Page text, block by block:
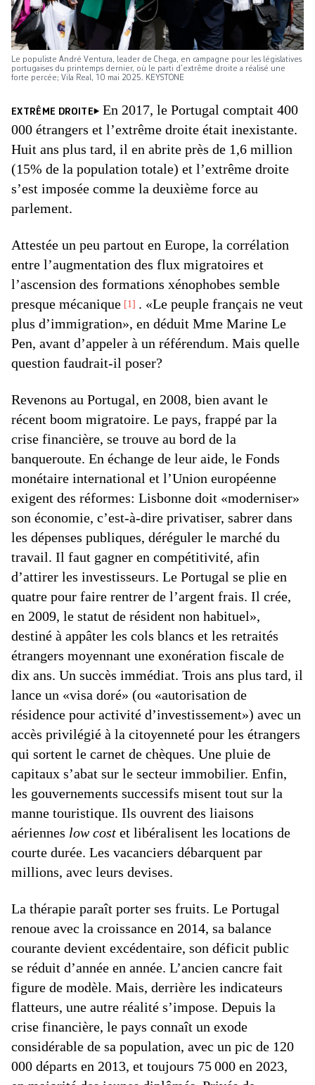
Le populiste André Ventura, leader de Chega, en campagne pour les législatives
portugaises du printemps dernier, où le parti d’extrême droite a réalisé une
forte percée; Vila Real, 10 mai 2025. KEYSTONE
EXTRÊME DROITE
En 2017, le Portugal comptait 400
000 étrangers et l’extrême droite était inexistante.
Huit ans plus tard, il en abrite près de 1,6 million
(15% de la population totale) et l’extrême droite
s’est imposée comme la deuxième force au
parlement.
Attestée un peu partout en Europe, la corrélation
entre l’augmentation des flux migratoires et
l’ascension des formations xénophobes semble
presque mécanique
1
. «Le peuple français ne veut
plus d’immigration», en déduit Mme Marine Le
Pen, avant d’appeler à un référendum. Mais quelle
question faudrait-il poser?
Revenons au Portugal, en 2008, bien avant le
récent boom migratoire. Le pays, frappé par la
crise financière, se trouve au bord de la
banqueroute. En échange de leur aide, le Fonds
monétaire international et l’Union européenne
exigent des réformes: Lisbonne doit «moderniser»
son économie, c’est-à-dire privatiser, sabrer dans
les dépenses publiques, déréguler le marché du
travail. Il faut gagner en compétitivité, afin
d’attirer les investisseurs. Le Portugal se plie en
quatre pour faire rentrer de l’argent frais. Il crée,
en 2009, le statut de résident non habituel»,
destiné à appâter les cols blancs et les retraités
étrangers moyennant une exonération fiscale de
dix ans. Un succès immédiat. Trois ans plus tard, il
lance un «visa doré» (ou «autorisation de
résidence pour activité d’investissement») avec un
accès privilégié à la citoyenneté pour les étrangers
qui sortent le carnet de chèques. Une pluie de
capitaux s’abat sur le secteur immobilier. Enfin,
les gouvernements successifs misent tout sur la
manne touristique. Ils ouvrent des liaisons
aériennes low cost et libéralisent les locations de
courte durée. Les vacanciers débarquent par
millions, avec leurs devises.
La thérapie paraît porter ses fruits. Le Portugal
renoue avec la croissance en 2014, sa balance
courante devient excédentaire, son déficit public
se réduit d’année en année. L’ancien cancre fait
figure de modèle. Mais, derrière les indicateurs
flatteurs, une autre réalité s’impose. Depuis la
crise financière, le pays connaît un exode
considérable de sa population, avec un pic de 120
000 départs en 2013, et toujours 75 000 en 2023,